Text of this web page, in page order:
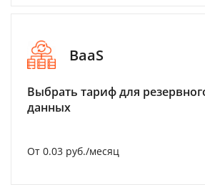
BaaS
Выбрать тариф для
данных
От 0.03 руб./месяц